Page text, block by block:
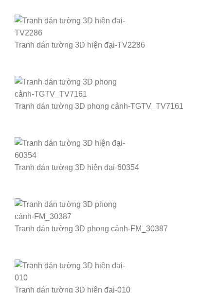
Tranh dán tường 3D hiện đại-TV2286
Tranh dán tường 3D phong cảnh-TGTV_TV7161
Tranh dán tường 3D hiện đại-60354
Tranh dán tường 3D phong cảnh-FM_30387
Tranh dán tường 3D hiện đại-010